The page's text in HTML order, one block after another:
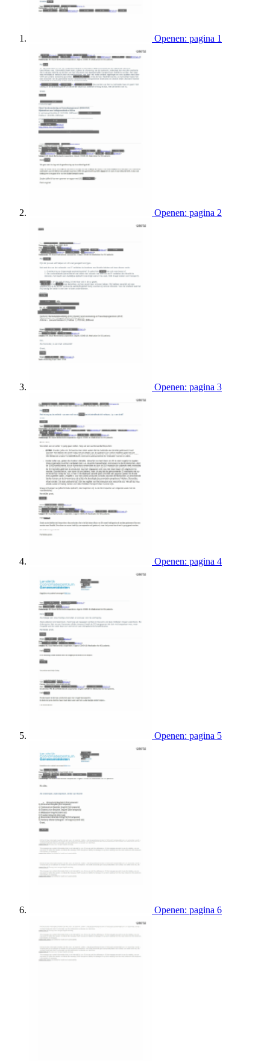
Openen: pagina 1
Openen: pagina 2
Openen: pagina 3
Openen: pagina 4
Openen: pagina 5
Openen: pagina 6